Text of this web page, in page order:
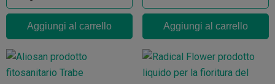
Aggiungi al carrello Aggiungi al carrello